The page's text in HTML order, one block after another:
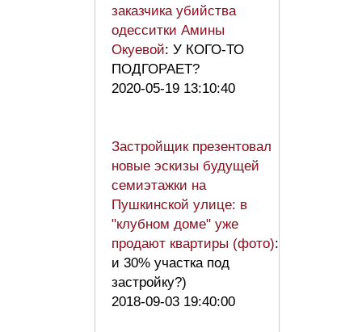
заказчика убийства
одесситки Амины
Окуевой: У КОГО-ТО
ПОДГОРАЕТ?
2020-05-19 13:10:40
Застройщик презентовал
новые эскизы будущей
семиэтажки на
Пушкинской улице: в
"клубном доме" уже
продают квартиры (фото):
и 30% участка под
застройку?)
2018-09-03 19:40:00